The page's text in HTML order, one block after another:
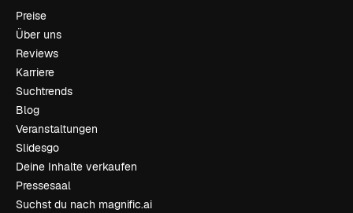
Preise
Über uns
Reviews
Karriere
Suchtrends
Blog
Veranstaltungen
Slidesgo
Deine Inhalte verkaufen
Pressesaal
Suchst du nach magnific.ai